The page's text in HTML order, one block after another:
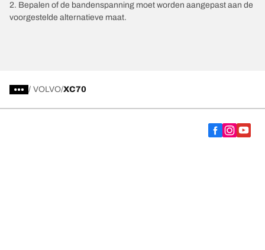
2. Bepalen of de bandenspanning moet worden aangepast aan de
voorgestelde alternatieve maat.
/ VOLVO XC70